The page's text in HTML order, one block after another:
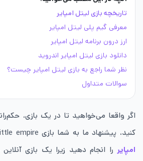
تاریخچه بازی لیتل امپایر
معرفی گیم پلی لیتل امپایر
ارز درون برنامه لیتل امپایر
دانلود بازی لیتل امپایر اندروید
نظر شما راجع به بازی لیتل امپایر چیست؟
سوالات متداول
اگر واقعا می‌خواهید تا در یک بازی،
کنید، پیشنهاد ما به شما بازی little empire است.
امپایر را انجام دهید زیرا یک بازی